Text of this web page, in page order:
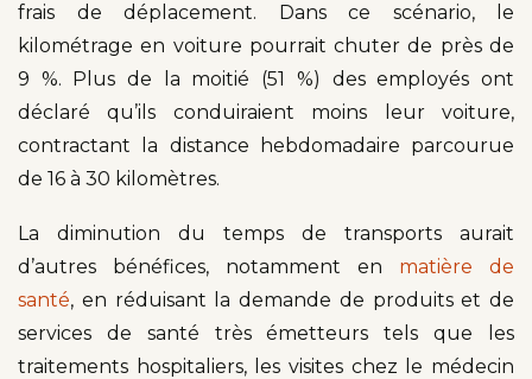
frais de déplacement. Dans ce scénario, le
kilométrage en voiture pourrait chuter de près de
9 %. Plus de la moitié (51 %) des employés ont
déclaré qu’ils conduiraient moins leur voiture,
contractant la distance hebdomadaire parcourue
de 16 à 30 kilomètres.
La diminution du temps de transports aurait
d’autres bénéfices, notamment en matière de
santé, en réduisant la demande de produits et de
services de santé très émetteurs tels que les
traitements hospitaliers, les visites chez le médecin